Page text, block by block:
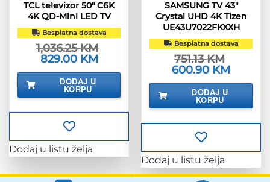
TCL televizor 50″ C6K
4K QD-Mini LED TV
Besplatna dostava
1,036.25KM
Izvorna
cijena
bila
1,036.25 KM.
829.00 KM
je:
DODAJ U
KORPU
Dodaj u listu želja
SAMSUNG TV 43″
Crystal UHD 4K Tizen
UE43U7022FKXXH
Besplatna dostava
751.13KM
Izvorna
cijena
bila
751.13 KM.
600.90 KM
je:
DODAJ U
KORPU
Dodaj u listu želja